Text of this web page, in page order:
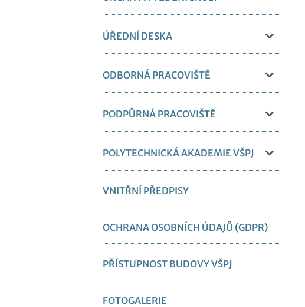
ÚŘEDNÍ DESKA
ODBORNÁ PRACOVIŠTĚ
PODPŮRNÁ PRACOVIŠTĚ
POLYTECHNICKÁ AKADEMIE VŠPJ
VNITŘNÍ PŘEDPISY
OCHRANA OSOBNÍCH ÚDAJŮ (GDPR)
PŘÍSTUPNOST BUDOVY VŠPJ
FOTOGALERIE